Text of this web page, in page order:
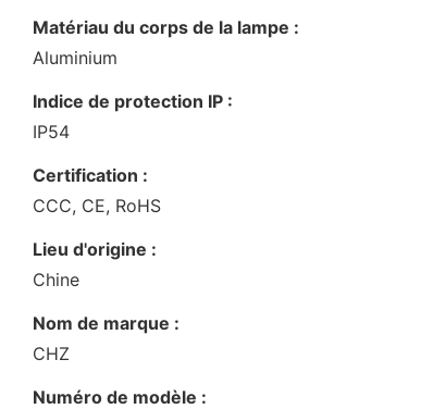
Matériau du corps de la lampe :
Aluminium
Indice de protection IP :
IP54
Certification :
CCC, CE, RoHS
Lieu d'origine :
Chine
Nom de marque :
CHZ
Numéro de modèle :